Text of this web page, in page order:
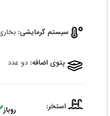
سیستم گرمایشی:
پتوی اضافه: دو عدد
استخر: روباز